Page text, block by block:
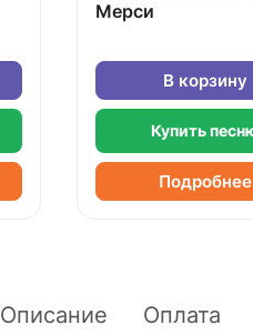
Мерси
В корзину
Купить
Подробнее
Описание Оплата